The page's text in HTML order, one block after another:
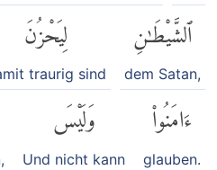
ٱلشَّيْطَٰنِ
dem Satan,
لِيَحْزُنَ
traurig sind
ءَامَنُوا۟
glauben.
وَلَيْسَ
Und nicht kann